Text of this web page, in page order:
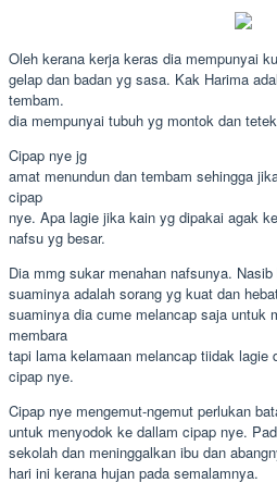
Oleh kerana kerja keras dia mempunyai
gelap dan badan yg sasa. Kak Harima
tembam.
dia mempunyai tubuh yg montok dan
Cipap nye jg
amat menundun dan tembam sehingga
cipap
nye. Apa lagie jika kain yg dipakai agak
nafsu yg besar.
Dia mmg sukar menahan nafsunya.
suaminya adalah sorang yg kuat dan
suaminya dia cume melancap saja untuk
membara
tapi lama kelamaan melancap tiidak lagie
cipap nye.
Cipap nye mengemut-ngemut perlukan
untuk menyodok ke dallam cipap nye.
sekolah dan meninggalkan ibu dan
hari ini kerana hujan pada semalamnya.